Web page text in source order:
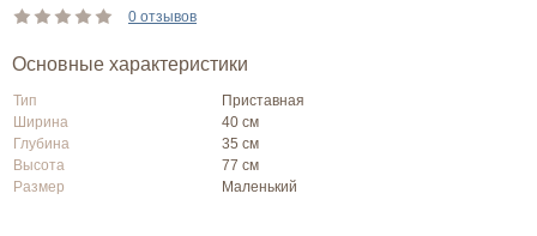
0 отзывов
Основные характеристики
Тип
Приставная
Ширина
40 см
Глубина
35 см
Высота
77 см
Размер
Маленький